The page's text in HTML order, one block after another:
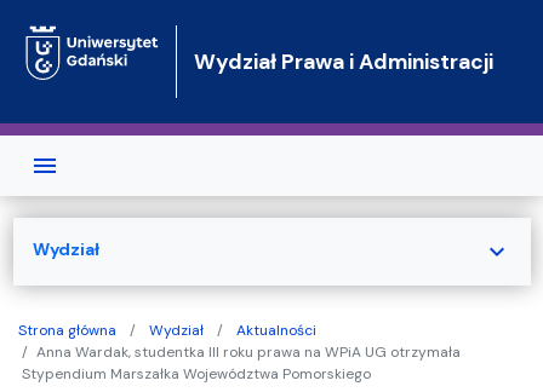
Wydział Prawa i Administracji
Strona główna Wydział
Aktualności
Anna Wardak, studentka III roku prawa na WPiA UG otrzymała
Stypendium Marszałka Województwa Pomorskiego
Wydział expand_more